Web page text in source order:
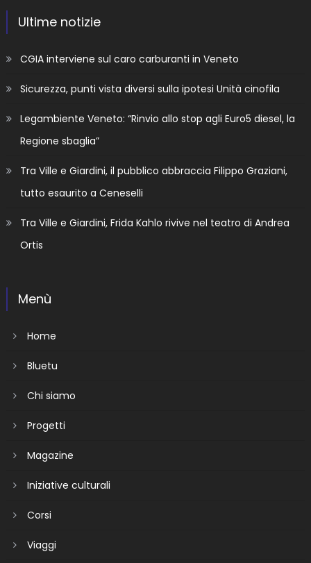
Ultime notizie
CGIA interviene sul caro carburanti in Veneto
Sicurezza, punti vista diversi sulla ipotesi Unità cinofila
Legambiente Veneto: “Rinvio allo stop agli Euro5 diesel, la
Regione sbaglia”
Tra Ville e Giardini, il pubblico abbraccia Filippo Graziani,
tutto esaurito a Ceneselli
Tra Ville e Giardini, Frida Kahlo rivive nel teatro di Andrea
Ortis
Menù
Home
Bluetu
Chi siamo
Progetti
Magazine
Iniziative culturali
Corsi
Viaggi